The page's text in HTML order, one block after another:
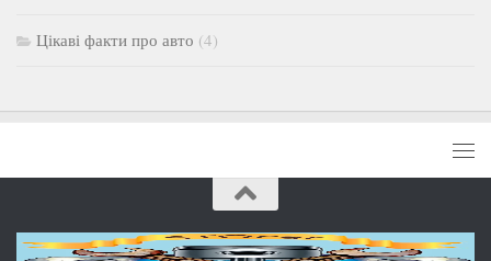
Цікаві факти про авто (4)